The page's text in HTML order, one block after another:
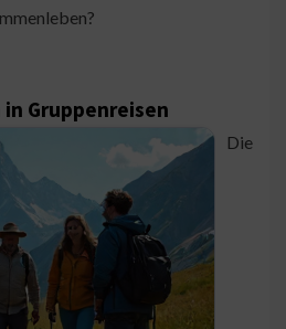
in Gruppenreisen
Die